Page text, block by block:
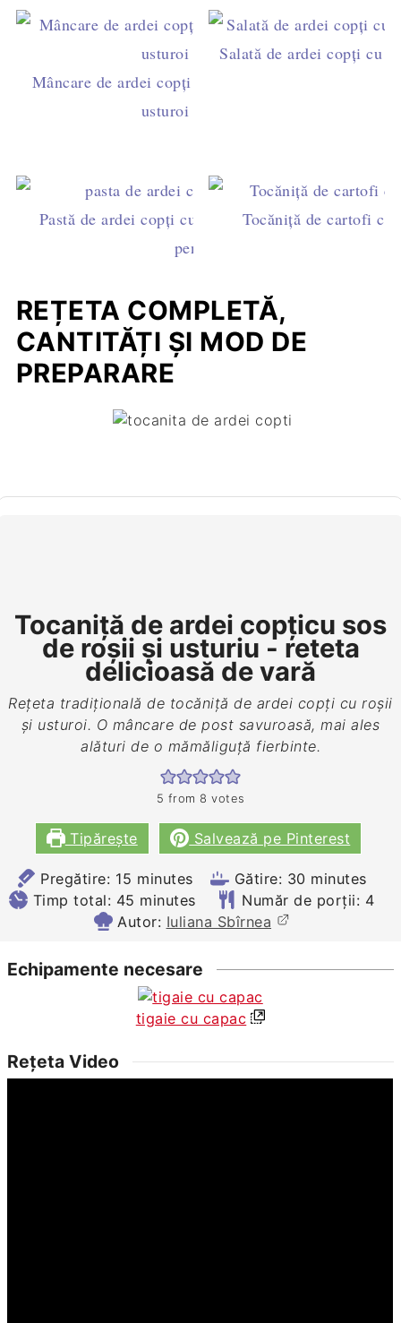
Mâncare de ardei copți cu smântână și
usturoi
Salată de ardei copți cu
Pastă de ardei copți cu nuci (muhammara) - rețeta
pentru micul dejun
Tocăniță de cartofi cu
REȚETA COMPLETĂ,
CANTITĂȚI ȘI MOD DE
PREPARARE
Tocaniţă de ardei copţicu sos
de roșii și usturiu - reteta
delicioasă de vară
Rețeta tradițională de tocăniță de ardei copţi cu roșii
și usturoi. O mâncare de post savuroasă, mai ales
alături de o mămăliguță fierbinte.
5 from 8 votes
Tipărește Salvează pe Pinterest
Pregătire: 15 minutes
minutes Gătire: 30minutes
minutes
Timp total: 45 minutes
minutes Număr de porții: 4
Autor: Iuliana Sbîrnea
Echipamente necesare
tigaie cu capac
Rețeta Video